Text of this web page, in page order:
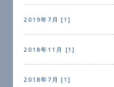
2019年7月 [1]
2018年11月 [1]
2018年7月 [1]